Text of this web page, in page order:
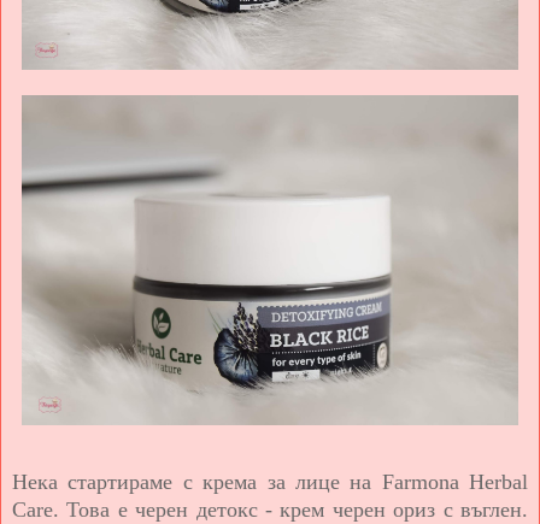
Нека стартираме с крема за лице на Farmona Hеrbal
Care. Това е черен детокс - крем черен ориз с въглен.